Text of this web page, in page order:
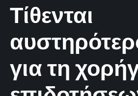
Τίθενται
για τη